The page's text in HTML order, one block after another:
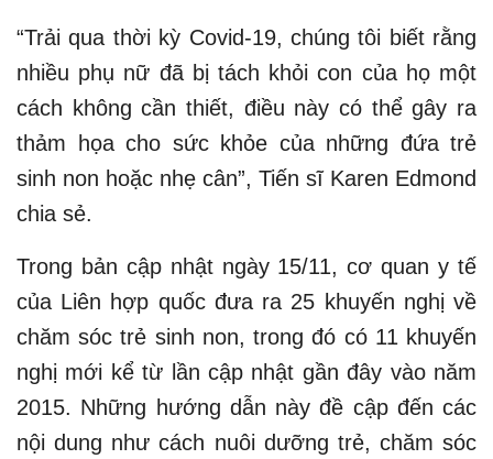
“Trải qua thời kỳ Covid-19, chúng tôi biết rằng
nhiều phụ nữ đã bị tách khỏi con của họ một
cách không cần thiết, điều này có thể gây ra
thảm họa cho sức khỏe của những đứa trẻ
sinh non hoặc nhẹ cân”, Tiến sĩ Karen Edmond
chia sẻ.
Trong bản cập nhật ngày 15/11, cơ quan y tế
của Liên hợp quốc đưa ra 25 khuyến nghị về
chăm sóc trẻ sinh non, trong đó có 11 khuyến
nghị mới kể từ lần cập nhật gần đây vào năm
2015. Những hướng dẫn này đề cập đến các
nội dung như cách nuôi dưỡng trẻ, chăm sóc